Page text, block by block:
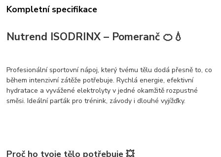
Kompletní specifikace
Nutrend ISODRINX – Pomeranč 🍊💧
Profesionální sportovní nápoj, který tvému tělu dodá přesně to, co
během intenzivní zátěže potřebuje.Rychlá energie, efektivní
hydratace a vyvážené elektrolyty v jedné okamžitě rozpustné
směsi. Ideální parťák pro trénink, závody i dlouhé vyjížďky.
Proč ho tvoje tělo potřebuje 💥